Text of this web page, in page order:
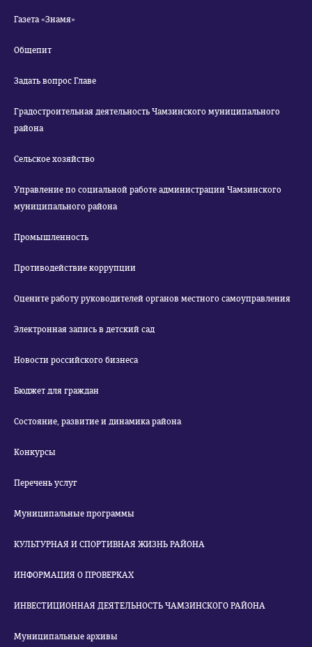
Газета «Знамя»
Общепит
Задать вопрос Главе
Градостроительная деятельность Чамзинского муниципального
района
Сельское хозяйство
Управление по социальной работе администрации Чамзинского
муниципального района
Промышленность
Противодействие коррупции
Оцените работу руководителей органов местного самоуправления
Электронная запись в детский сад
Новости российского бизнеса
Бюджет для граждан
Состояние, развитие и динамика района
Конкурсы
Перечень услуг
Муниципальные программы
КУЛЬТУРНАЯ И СПОРТИВНАЯ ЖИЗНЬ РАЙОНА
ИНФОРМАЦИЯ О ПРОВЕРКАХ
ИНВЕСТИЦИОННАЯ ДЕЯТЕЛЬНОСТЬ ЧАМЗИНСКОГО РАЙОНА
Муниципальные архивы